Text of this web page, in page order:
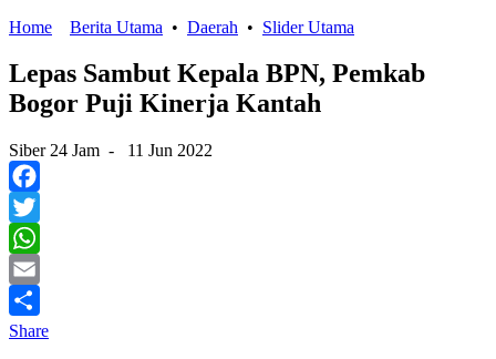
Home
Berita Utama • Daerah • Slider Utama
Lepas Sambut Kepala BPN, Pemkab
Bogor Puji Kinerja Kantah
Siber 24 Jam - 11 Jun 2022
Facebook
Twitter
WhatsApp
Email
Share